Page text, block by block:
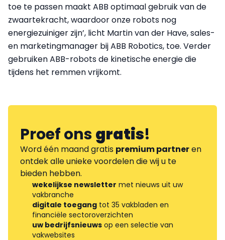
toe te passen maakt ABB optimaal gebruik van de
zwaartekracht, waardoor onze robots nog
energiezuiniger zijn’, licht Martin van der Have, sales-
en marketingmanager bij ABB Robotics, toe. Verder
gebruiken ABB-robots de kinetische energie die
tijdens het remmen vrijkomt.
Proef onsgratis!
Word één maand gratis premium partneren
ontdek alle unieke voordelen die wij u te
bieden hebben.
wekelijkse newsletter met nieuws uit uw
vakbranche
digitale toegang tot 35 vakbladen en
financiële sectoroverzichten
uw bedrijfsnieuws op een selectie van
vakwebsites